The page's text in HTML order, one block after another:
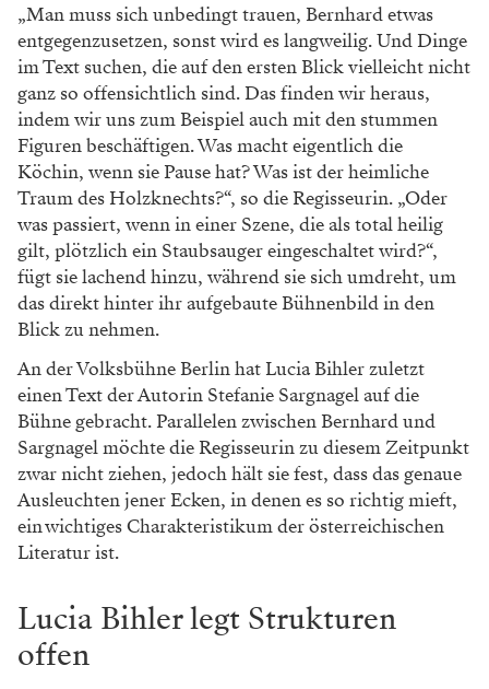
„Man muss sich unbedingt trauen, Bernhard etwas
entgegenzusetzen, sonst wird es langweilig. Und Dinge
im Text suchen, die auf den ersten Blick vielleicht nicht
ganz so offensichtlich sind. Das finden wir heraus,
indem wir uns zum Beispiel auch mit den stummen
Figuren beschäftigen. Was macht eigentlich die
Köchin, wenn sie Pause hat? Was ist der heimliche
Traum des Holzknechts?“, so die Regisseurin. „Oder
was passiert, wenn in einer Szene, die als total heilig
gilt, plötzlich ein Staubsauger eingeschaltet wird?“,
fügt sie lachend hinzu, während sie sich umdreht, um
das direkt hinter ihr aufgebaute Bühnenbild in den
Blick zu nehmen.
An der Volksbühne Berlin hat Lucia Bihler zuletzt
einen Text der Autorin Stefanie Sargnagel auf die
Bühne gebracht. Parallelen zwischen Bernhard und
Sargnagel möchte die Regisseurin zu diesem Zeitpunkt
zwar nicht ziehen, jedoch hält sie fest, dass das genaue
Ausleuchten jener Ecken, in denen es so richtig mieft,
ein wichtiges Charakteristikum der österreichischen
Literatur ist.
Lucia Bihler legt Strukturen
offen